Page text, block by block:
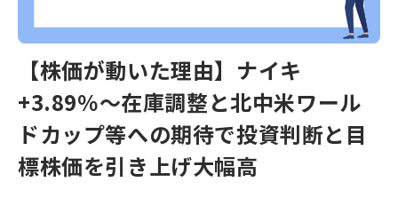
【株価が動いた理由】ナイキ
+3.89％～在庫調整と北中米ワール
ドカップ等への期待で投資判断と目
標株価を引き上げ大幅高